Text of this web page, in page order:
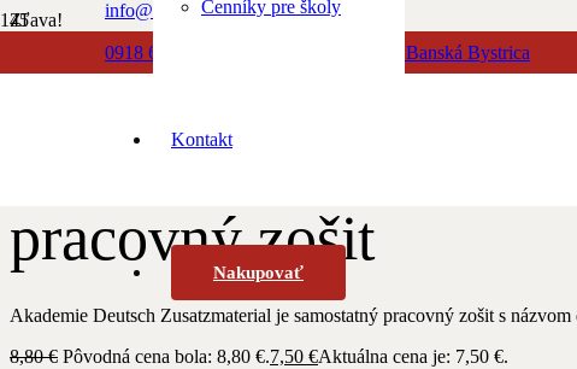
info@albionbooks.sk
0918 603 500 Dolná 23, 974 01 Banská Bystrica
Cenníky pre školy
Kontakt
Nakupovať
Zľava!
Nemecký jazyk / Akademie Deutsch A1+ Zusatzmaterial mit
Akademie Deutsch
pracovný zošit
Akademie Deutsch Zusatzmaterial je samostatný pracovný zošit s
8,80€ Pôvodná cena bola: 8,80 €.7,50 €Aktuálna cena je: 7,50 €.